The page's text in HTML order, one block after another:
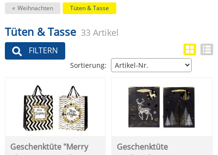
Weihnachten Tüten & Tasse
Tüten & Tasse 33 Artikel
FILTERN
Sortierung:
Geschenktüte "Merry
Geschenktüte